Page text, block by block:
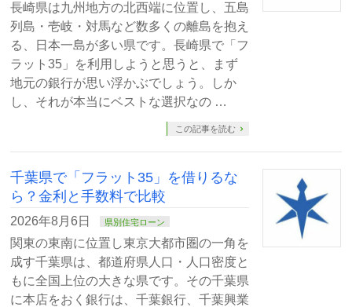
長崎県は九州地方の北西端に位置し、五島
列島・壱岐・対馬など数多くの離島を抱え
る、日本一島が多い県です。長崎県で「フ
ラット35」を利用しようと思うと、まず
地元の銀行が思い浮かぶでしょう。しか
し、それが本当にベストな選択なの …
この記事を読む
千葉県で「フラット35」を借りるな
ら？金利と手数料で比較
2026年8月6日 県別住宅ローン
関東の東南に位置し東京大都市圏の一角を
成す千葉県は、都道府県人口・人口密度と
もに全国上位の大きな県です。その千葉県
に本店をおく銀行は、千葉銀行、千葉興業